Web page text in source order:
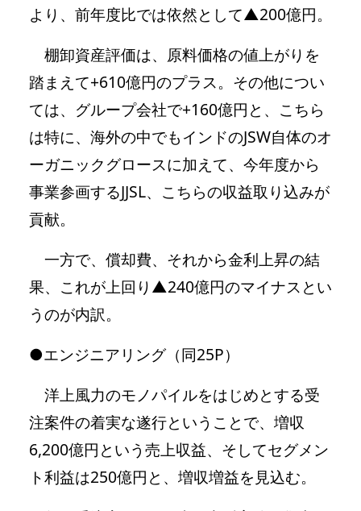
より、前年度比では依然として▲200億円。
棚卸資産評価は、原料価格の値上がりを
踏まえて+610億円のプラス。その他につい
ては、グループ会社で+160億円と、こちら
は特に、海外の中でもインドのJSW自体のオ
ーガニックグロースに加えて、今年度から
事業参画するJJSL、こちらの収益取り込みが
貢献。
一方で、償却費、それから金利上昇の結
果、これが上回り▲240億円のマイナスとい
うのが内訳。
●エンジニアリング（同25P）
洋上風力のモノパイルをはじめとする受
注案件の着実な遂行ということで、増収
6,200億円という売上収益、そしてセグメン
ト利益は250億円と、増収増益を見込む。